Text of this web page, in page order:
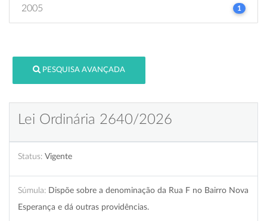
2005 1
PESQUISA AVANÇADA
Lei Ordinária 2640/2026
Status: Vigente
Súmula: Dispõe sobre a denominação da Rua F no Bairro Nova
Esperança e dá outras providências.